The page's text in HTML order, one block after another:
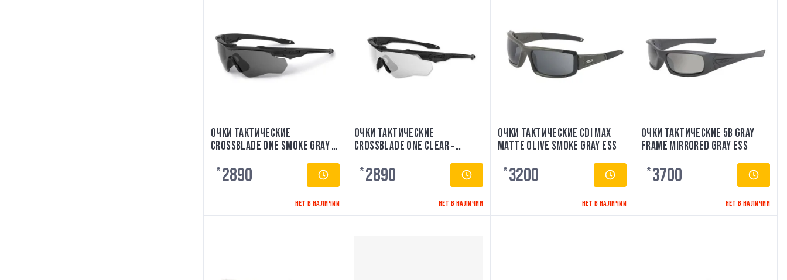
ОЧКИ ТАКТИЧЕСКИЕ
CROSSBLADE ONE SMOKE GRAY -
₴ 2890
НЕТ В НАЛИЧИИ
ОЧКИ ТАКТИЧЕСКИЕ
CROSSBLADE ONE CLEAR -
₴ 2890
НЕТ В НАЛИЧИИ
ОЧКИ ТАКТИЧЕСКИЕ CDI MAX
MATTE OLIVE SMOKE GRAY ESS
₴ 3200
НЕТ В НАЛИЧИИ
ОЧКИ ТАКТИЧЕСКИЕ 5B GRAY
FRAME MIRRORED GRAY ESS
₴ 3700
НЕТ В НАЛИЧИИ